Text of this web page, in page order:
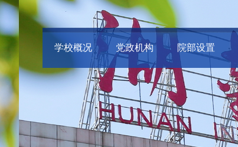
学校概况 党政机构 院部设置